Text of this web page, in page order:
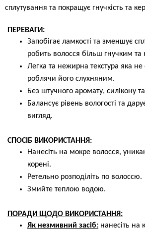
сплутування та покращує гнучкість та
ПЕРЕВАГИ:
Запобігає ламкості та зменшує
робить волосся більш гнучким
Легка та нежирна текстура яка не
роблячи його слухняним.
Без штучного аромату, силікону та
Балансує рівень вологості та
вигляд.
СПОСІБ ВИКОРИСТАННЯ:
Нанесіть на мокре волосся,
корені.
Ретельно розподіліть по волоссю.
Змийте теплою водою.
ПОРАДИ ЩОДО ВИКОРИСТАННЯ:
Як незмивний засіб: нанесіть на